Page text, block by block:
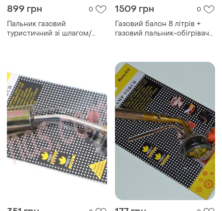
899 грн 0
Пальник газовий
туристичний зі шлагом/
1509 грн 0
Газовий балон 8 літрів +
газовий пальник-обігрівач